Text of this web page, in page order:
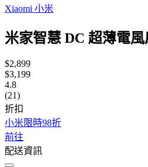
Xiaomi 小米
米家智慧 DC 超薄電風
$2,899
$3,199
4.8
(21)
折扣
小米限時98折
前往
配送資訊